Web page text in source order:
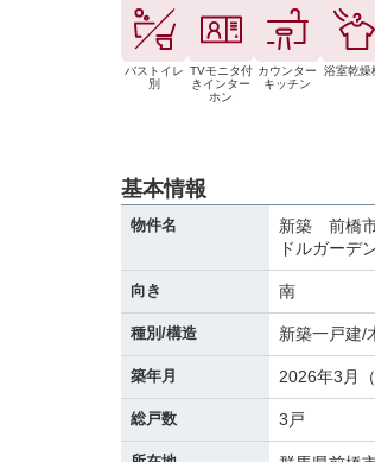
バストイレ
別
TVモニタ付
きインター
ホン
カウンター
キッチン
浴室乾燥
基本情報
物件名
新築 前橋
ドルガー
向き 南
種別/構造 新築一戸建/
築年月 2026年3月（
総戸数 3戸